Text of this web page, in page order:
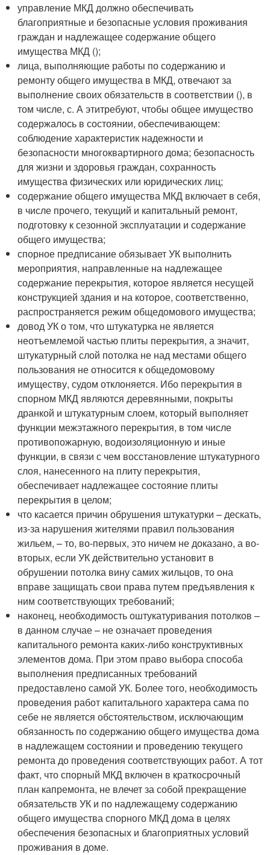
управление МКД должно обеспечивать
благоприятные и безопасные условия проживания
граждан и надлежащее содержание общего
имущества МКД ();
лица, выполняющие работы по содержанию и
ремонту общего имущества в МКД, отвечают за
выполнение своих обязательств в соответствии (), в
том числе, с. А этитребуют, чтобы общее имущество
содержалось в состоянии, обеспечивающем:
соблюдение характеристик надежности и
безопасности многоквартирного дома; безопасность
для жизни и здоровья граждан, сохранность
имущества физических или юридических лиц;
содержание общего имущества МКД включает в себя,
в числе прочего, текущий и капитальный ремонт,
подготовку к сезонной эксплуатации и содержание
общего имущества;
спорное предписание обязывает УК выполнить
мероприятия, направленные на надлежащее
содержание перекрытия, которое является несущей
конструкцией здания и на которое, соответственно,
распространяется режим общедомового имущества;
довод УК о том, что штукатурка не является
неотъемлемой частью плиты перекрытия, а значит,
штукатурный слой потолка не над местами общего
пользования не относится к общедомовому
имуществу, судом отклоняется. Ибо перекрытия в
спорном МКД являются деревянными, покрыты
дранкой и штукатурным слоем, который выполняет
функции межэтажного перекрытия, в том числе
противопожарную, водоизоляционную и иные
функции, в связи с чем восстановление штукатурного
слоя, нанесенного на плиту перекрытия,
обеспечивает надлежащее состояние плиты
перекрытия в целом;
что касается причин обрушения штукатурки – дескать,
из-за нарушения жителями правил пользования
жильем, – то, во-первых, это ничем не доказано, а во-
вторых, если УК действительно установит в
обрушении потолка вину самих жильцов, то она
вправе защищать свои права путем предъявления к
ним соответствующих требований;
наконец, необходимость оштукатуривания потолков –
в данном случае – не означает проведения
капитального ремонта каких-либо конструктивных
элементов дома. При этом право выбора способа
выполнения предписанных требований
предоставлено самой УК. Более того, необходимость
проведения работ капитального характера сама по
себе не является обстоятельством, исключающим
обязанность по содержанию общего имущества дома
в надлежащем состоянии и проведению текущего
ремонта до проведения соответствующих работ. А тот
факт, что спорный МКД включен в краткосрочный
план капремонта, не влечет за собой прекращение
обязательств УК и по надлежащему содержанию
общего имущества спорного МКД дома в целях
обеспечения безопасных и благоприятных условий
проживания в доме.